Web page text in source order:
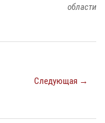
области
Следующая →